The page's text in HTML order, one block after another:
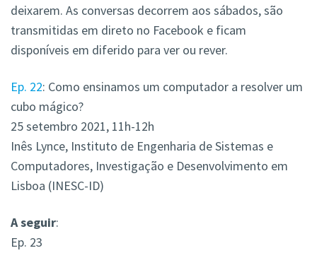
deixarem. As conversas decorrem aos sábados, são
transmitidas em direto no Facebook e ficam
disponíveis em diferido para ver ou rever.
Ep. 22: Como ensinamos um computador a resolver um
cubo mágico?
25 setembro 2021, 11h-12h
Inês Lynce, Instituto de Engenharia de Sistemas e
Computadores, Investigação e Desenvolvimento em
Lisboa (INESC-ID)
A seguir:
Ep. 23